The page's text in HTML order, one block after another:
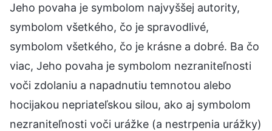
Jeho povaha je symbolom najvyššej autority,
symbolom všetkého, čo je spravodlivé,
symbolom všetkého, čo je krásne a dobré. Ba čo
viac, Jeho povaha je symbolom nezraniteľnosti
voči zdolaniu a napadnutiu temnotou alebo
hocijakou nepriateľskou silou, ako aj symbolom
nezraniteľnosti voči urážke (a nestrpenia urážky)